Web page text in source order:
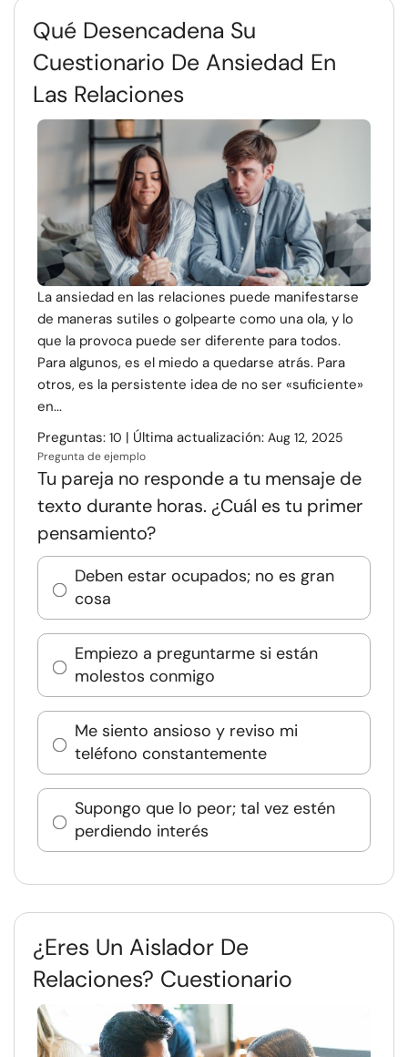
Qué Desencadena Su
Cuestionario De Ansiedad En
Las Relaciones
La ansiedad en las relaciones puede manifestarse
de maneras sutiles o golpearte como una ola, y lo
que la provoca puede ser diferente para todos.
Para algunos, es el miedo a quedarse atrás. Para
otros, es la persistente idea de no ser «suficiente»
en...
Preguntas: 10 | Última actualización: Aug 12, 2025
Pregunta de ejemplo
Tu pareja no responde a tu mensaje de
texto durante horas. ¿Cuál es tu primer
pensamiento?
Deben estar ocupados; no es gran
cosa
Empiezo a preguntarme si están
molestos conmigo
Me siento ansioso y reviso mi
teléfono constantemente
Supongo que lo peor; tal vez estén
perdiendo interés
¿Eres Un Aislador De
Relaciones? Cuestionario